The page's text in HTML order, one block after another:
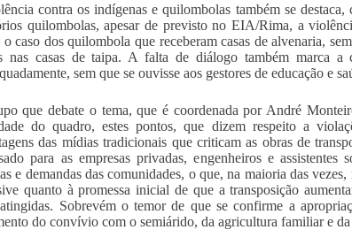
contra os indígenas e quilombolas também se
quilombolas, apesar de previsto no EIA/Rima, a
o caso dos quilombola que receberam casas de alvenaria,
nas casas de taipa. A falta de diálogo também marca a
sem que se ouvisse aos gestores de educação e
que debate o tema, que é coordenada por André
do quadro, estes pontos, que dizem respeito a
das mídias tradicionais que criticam as obras de
para as empresas privadas, engenheiros e
e demandas das comunidades, o que, na maioria das
quanto à promessa inicial de que a transposição
Sobrevém o temor de que se confirme a
do convívio com o semiárido, da agricultura familiar e